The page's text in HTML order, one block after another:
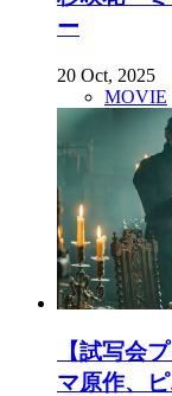
ー
20 Oct, 2025
MOVIE
【試写会
マ原作、